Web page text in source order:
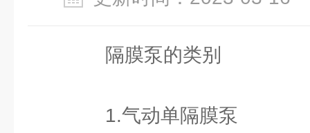
隔膜泵的类别
1.气动单隔膜泵